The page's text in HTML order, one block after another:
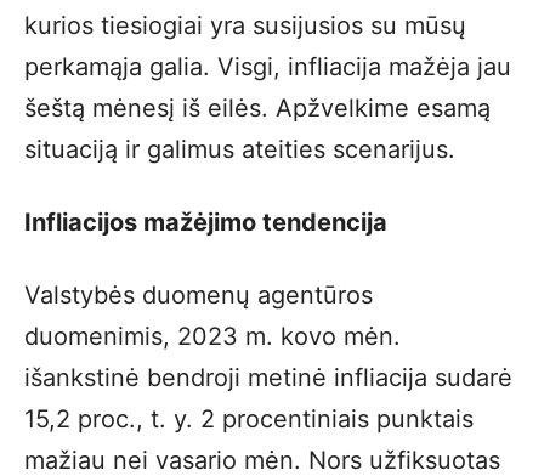
kurios tiesiogiai yra susijusios su mūsų
perkamąja galia. Visgi, infliacija mažėja jau
šeštą mėnesį iš eilės. Apžvelkime esamą
situaciją ir galimus ateities scenarijus.
Infliacijos mažėjimo tendencija
Valstybės duomenų agentūros
duomenimis, 2023 m. kovo mėn.
išankstinė bendroji metinė infliacija sudarė
15,2 proc., t. y. 2 procentiniais punktais
mažiau nei vasario mėn. Nors užfiksuotas